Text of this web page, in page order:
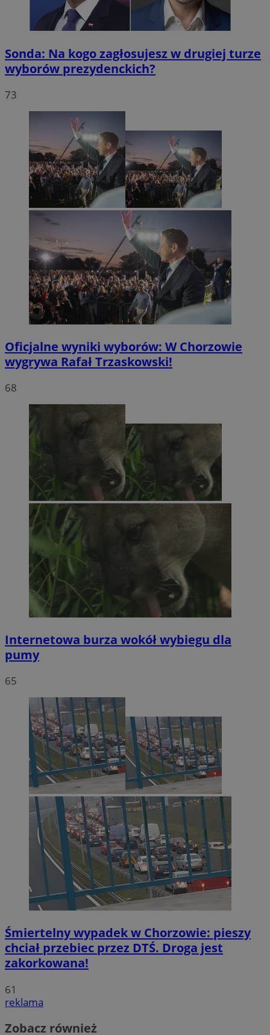
Sonda: Na kogo zagłosujesz w drugiej turze
wyborów prezydenckich?
73
Oficjalne wyniki wyborów: W Chorzowie
wygrywa Rafał Trzaskowski!
68
Internetowa burza wokół wybiegu dla
pumy
65
Śmiertelny wypadek w Chorzowie: pieszy
chciał przebiec przez DTŚ. Droga jest
zakorkowana!
61
reklama
Zobacz również